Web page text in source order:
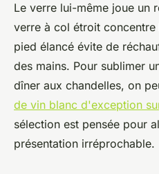
Le verre lui-même joue un
verre à col étroit concentre
pied élancé évite de
des mains. Pour sublimer
dîner aux chandelles, on
de vin blanc d'exception
sélection est pensée pour
présentation irréprochable.